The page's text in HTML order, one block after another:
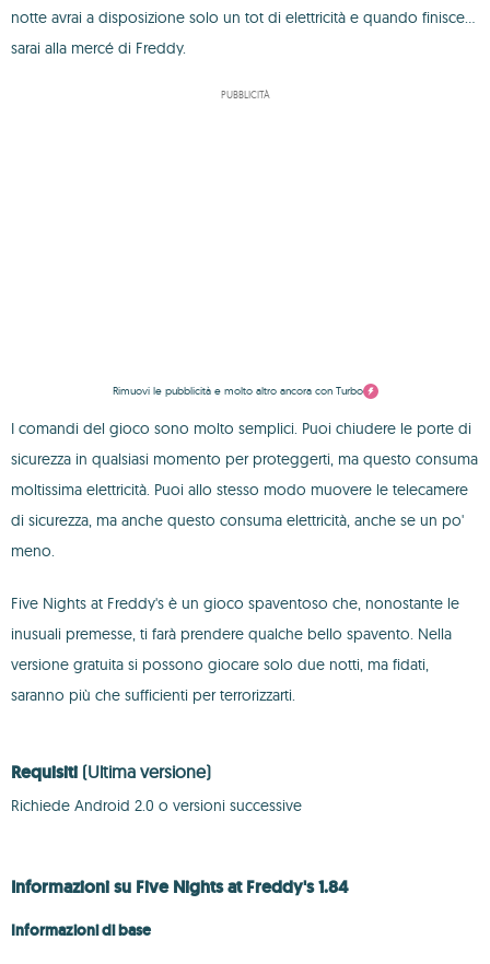
notte avrai a disposizione solo un tot di elettricità e quando finisce...
sarai alla mercé di Freddy.
PUBBLICITÀ
Rimuovi le pubblicità e molto altro ancora con Turbo
I comandi del gioco sono molto semplici. Puoi chiudere le porte di
sicurezza in qualsiasi momento per proteggerti, ma questo consuma
moltissima elettricità. Puoi allo stesso modo muovere le telecamere
di sicurezza, ma anche questo consuma elettricità, anche se un po'
meno.
Five Nights at Freddy's è un gioco spaventoso che, nonostante le
inusuali premesse, ti farà prendere qualche bello spavento. Nella
versione gratuita si possono giocare solo due notti, ma fidati,
saranno più che sufficienti per terrorizzarti.
Requisiti (Ultima versione)
Richiede Android 2.0 o versioni successive
Informazioni su Five Nights at Freddy's 1.84
Informazioni di base